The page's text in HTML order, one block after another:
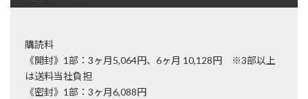
購読料
《開封》1部：3ヶ月5,064円、6ヶ月 10,128円 ※3部以上
は送料当社負担
《密封》1部：3ヶ月6,088円